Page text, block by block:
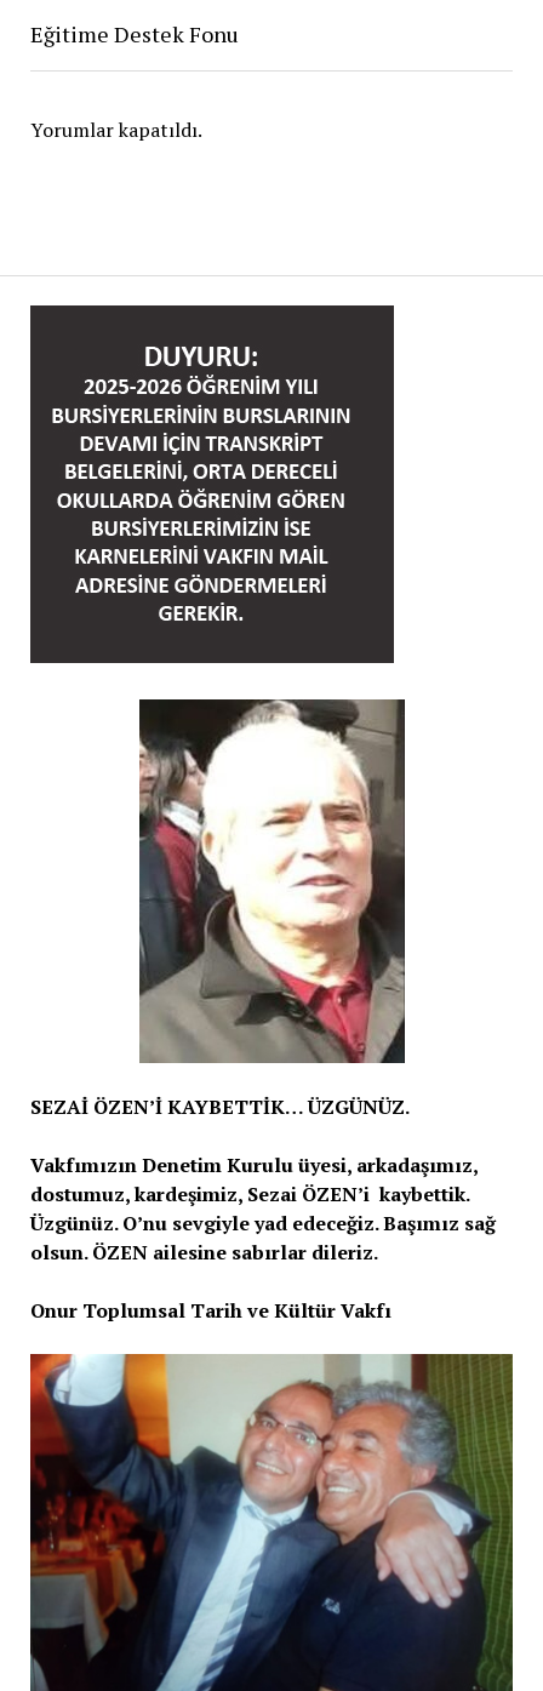
Eğitime Destek Fonu
Yorumlar kapatıldı.
SEZAİ ÖZEN’İ KAYBETTİK… ÜZGÜNÜZ.
Vakfımızın Denetim Kurulu üyesi, arkadaşımız,
dostumuz, kardeşimiz, Sezai ÖZEN’i kaybettik.
Üzgünüz. O’nu sevgiyle yad edeceğiz. Başımız sağ
olsun. ÖZEN ailesine sabırlar dileriz.
Onur Toplumsal Tarih ve Kültür Vakfı